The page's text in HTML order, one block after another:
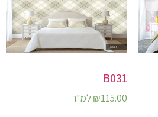
B031
₪115.00 למ״ר